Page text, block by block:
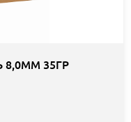
8,0ММ 35ГР